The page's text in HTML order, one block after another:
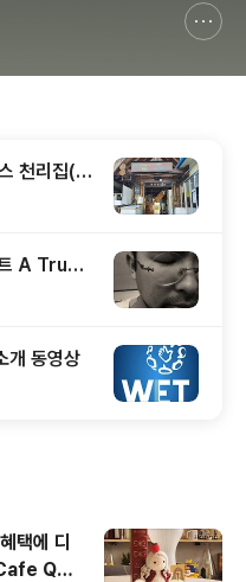
천리집(순
정신 세
개 동영상
택에 디
QU